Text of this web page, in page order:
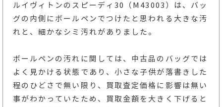
ルイヴィトンのスピーディ30（M43003）は、バッ
グの内側にボールペンでつけたと思われる大きな汚
れと、細かなシミ汚れがありました。
ボールペンの汚れに関しては、中古品のバッグでは
よく見かける状態であり、小さな子供が落書きした
程のひどさで無い限り、買取査定価格に影響は無い
事がわかっていたため、買取金額を大きく下げると